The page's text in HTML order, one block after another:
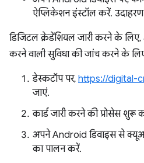
ऐप्लिकेशन इंस्टॉल करें.
डिजिटल क्रेडेंशियल जारी करने के
करने वाली सुविधा की जांच करने के
डेस्कटॉप पर, https://digital-
जाएं.
कार्ड जारी करने की प्रोसेस
अपने Android डिवाइस से
का पालन करें.